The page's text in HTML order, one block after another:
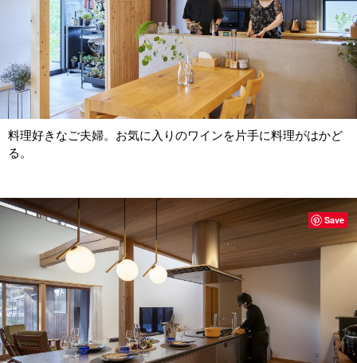
料理好きなご夫婦。お気に入りのワインを片手に料理がはかど
る。
Save